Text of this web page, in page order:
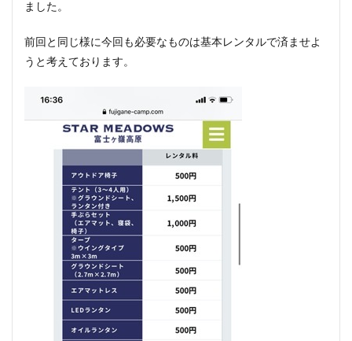
ました。
前回と同じ様に今回も必要なものは基本レンタルで済ませよ
うと考えております。